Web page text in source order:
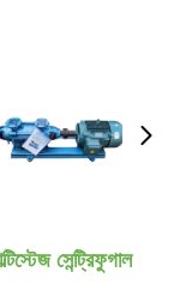
সেন্ট্রিফুগাল